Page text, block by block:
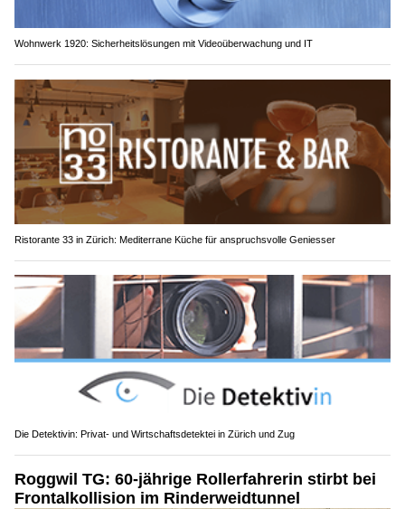
Wohnwerk 1920: Sicherheitslösungen mit Videoüberwachung und IT
Ristorante 33 in Zürich: Mediterrane Küche für anspruchsvolle Geniesser
Die Detektivin: Privat- und Wirtschaftsdetektei in Zürich und Zug
Roggwil TG: 60-jährige Rollerfahrerin stirbt bei
Frontalkollision im Rinderweidtunnel